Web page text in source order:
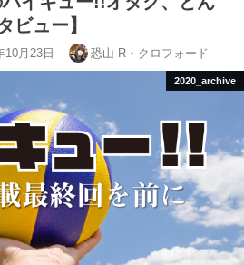
ビュー】
10月23日 恐山 R・クロフォード
2020_archive